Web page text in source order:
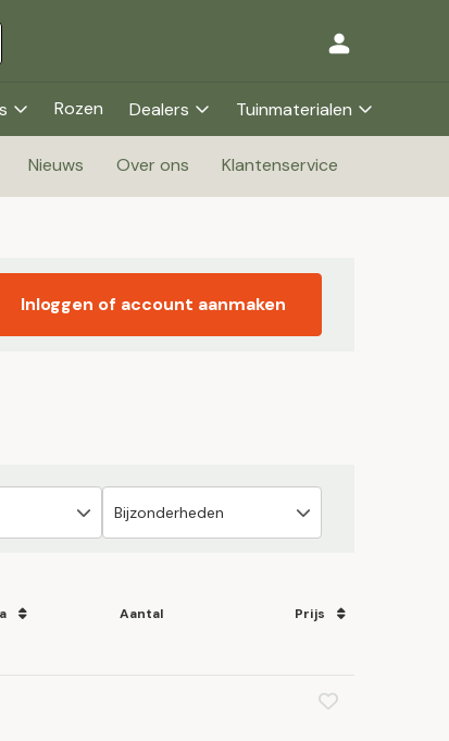
Rozen Dealers Tuinmaterialen
Nieuws Over ons Klantenservice
Inloggen of account aanmaken
Aantal Prijs